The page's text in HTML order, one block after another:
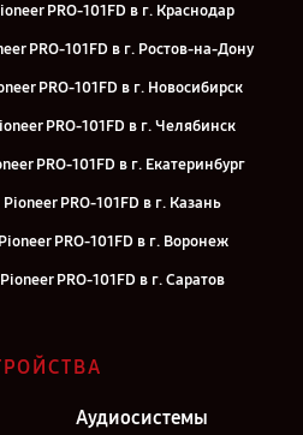
PRO-101FD в г. Краснодар
PRO-101FD в г. Ростов-на-Дону
PRO-101FD в г. Новосибирск
PRO-101FD в г. Челябинск
PRO-101FD в г. Екатеринбург
PRO-101FD в г. Казань
PRO-101FD в г. Воронеж
PRO-101FD в г. Саратов
PRO-101FD в г. Киров
Аудиосистемы